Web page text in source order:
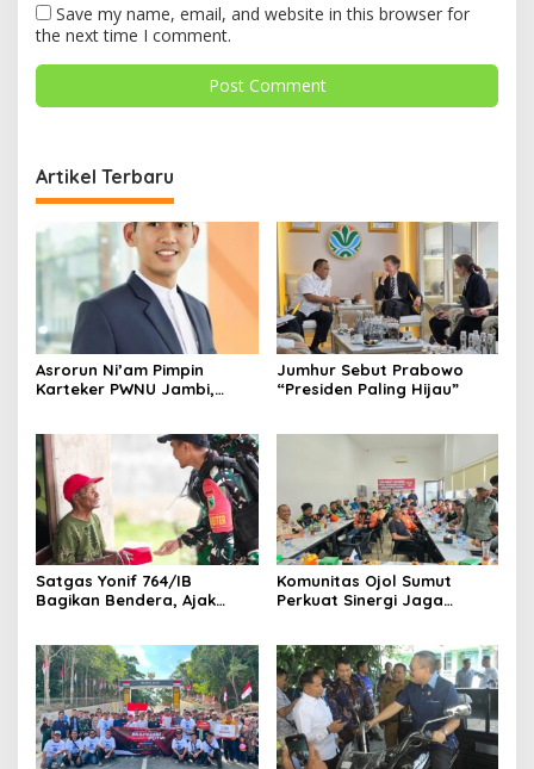
Save my name, email, and website in this browser for
the next time I comment.
Artikel Terbaru
Asrorun Ni’am Pimpin
Karteker PWNU Jambi,
Kedua NU
Jumhur Sebut Prabowo
“Presiden Paling Hijau”
Satgas Yonif 764/IB
Bagikan Bendera, Ajak
Komunitas Ojol Sumut
Perkuat Sinergi Jaga